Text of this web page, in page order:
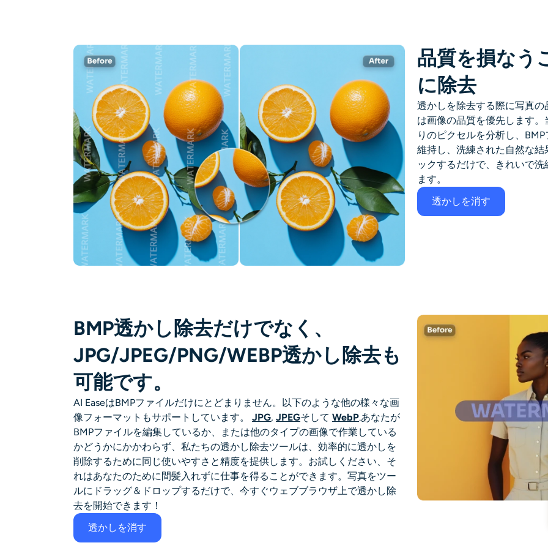
品質を損なう
に除去
透かしを除去する際に写真
は画像の品質を優先します
りのピクセルを分析し、
維持し、洗練された自然な
ックするだけで、きれいで
ます。
透かしを消す
BMP透かし除去だけでなく、
JPG/JPEG/PNG/WEBP透かし除去も
可能です。
AI EaseはBMPファイルだけにとどまりません。以下のような他の様々な画
像フォーマットもサポートしています。 JPG, JPEGそして WebP.あなたが
BMPファイルを編集しているか、または他のタイプの画像で作業している
かどうかにかかわらず、私たちの透かし除去ツールは、効率的に透かしを
削除するために同じ使いやすさと精度を提供します。お試しください、そ
れはあなたのために間髪入れずに仕事を得ることができます。写真をツー
ルにドラッグ＆ドロップするだけで、今すぐウェブブラウザ上で透かし除
去を開始できます！
透かしを消す